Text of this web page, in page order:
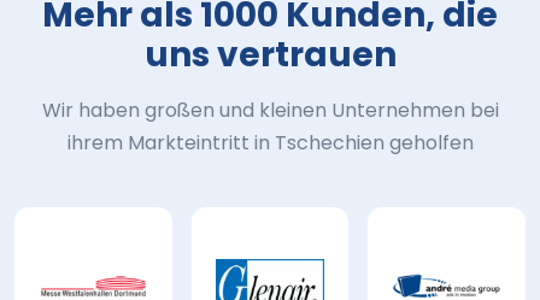
Mehr als 1000 Kunden, die
uns vertrauen
Wir haben großen und kleinen Unternehmen bei
ihrem Markteintritt in Tschechien geholfen